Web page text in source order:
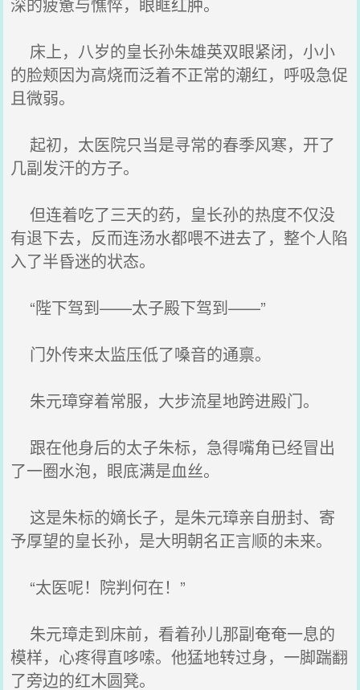
床上，八岁的皇长孙朱雄英双眼紧闭，小小
的脸颊因为高烧而泛着不正常的潮红，呼吸急促
且微弱。
起初，太医院只当是寻常的春季风寒，开了
几副发汗的方子。
但连着吃了三天的药，皇长孙的热度不仅没
有退下去，反而连汤水都喂不进去了，整个人陷
入了半昏迷的状态。
“陛下驾到——太子殿下驾到——”
门外传来太监压低了嗓音的通禀。
朱元璋穿着常服，大步流星地跨进殿门。
跟在他身后的太子朱标，急得嘴角已经冒出
了一圈水泡，眼底满是血丝。
这是朱标的嫡长子，是朱元璋亲自册封、寄
予厚望的皇长孙，是大明朝名正言顺的未来。
“太医呢！院判何在！”
朱元璋走到床前，看着孙儿那副奄奄一息的
模样，心疼得直哆嗦。他猛地转过身，一脚踹翻
了旁边的红木圆凳。